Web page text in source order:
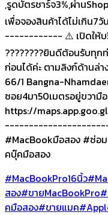
,รูดบัตรชาร์จ3%,ผ่าน
เพื่อจองสินค้าได้ไม่เ
------------ ⚠️ เปิดให้บ
????????ยินดีต้อนรับทุก
ก่อนได้ค่ะ ตามลิงก์ด้านล่า
66/1 Bangna-
ซอย4มา50เมตรอยู่ขวามื
https://
#MacBookมือสอง #ซ่อ
คบุ๊คมือสอง
#MacBookPro16นิ้ว
สอง#ขายMacBookPro
คมือสอง#ขายแมค